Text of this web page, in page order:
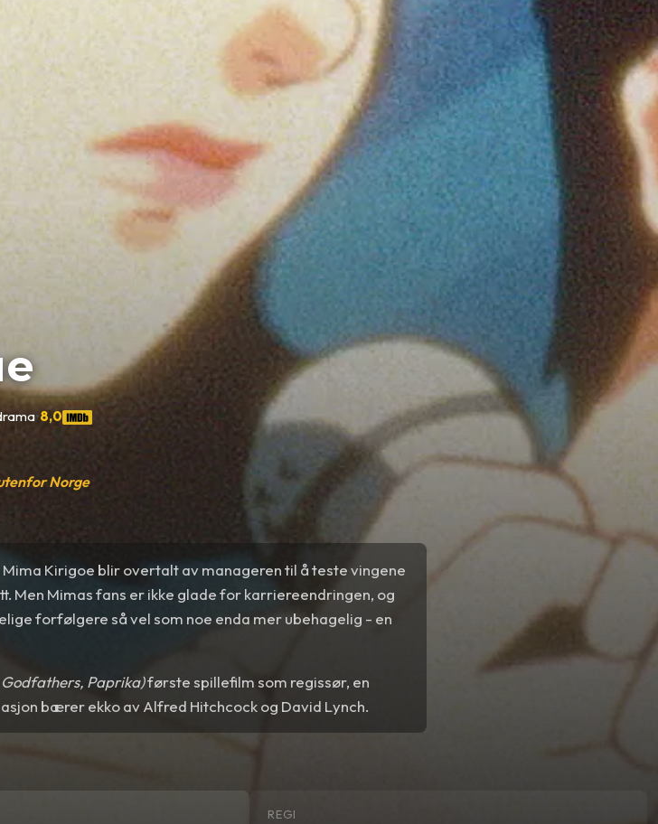
•8,0
Norge
Kirigoe blir overtalt av manageren til å teste vingene
Men Mimas fans er ikke glade for karriereendringen, og
forfølgere så vel som noe enda mer ubehagelig - en
Godfathers, Paprika)første spillefilm som regissør, en
bærer ekko av Alfred Hitchcock og David Lynch.
REGI